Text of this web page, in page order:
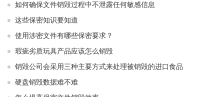
如何确保文件销毁过程中不泄露任何敏感信息
这些保密知识要知道
使用涉密文件有哪些保密要求？
瑕疵劣质玩具产品应该怎么销毁
销毁公司会采用三种主要方式来处理被销毁的进口食品
硬盘销毁数据难不难